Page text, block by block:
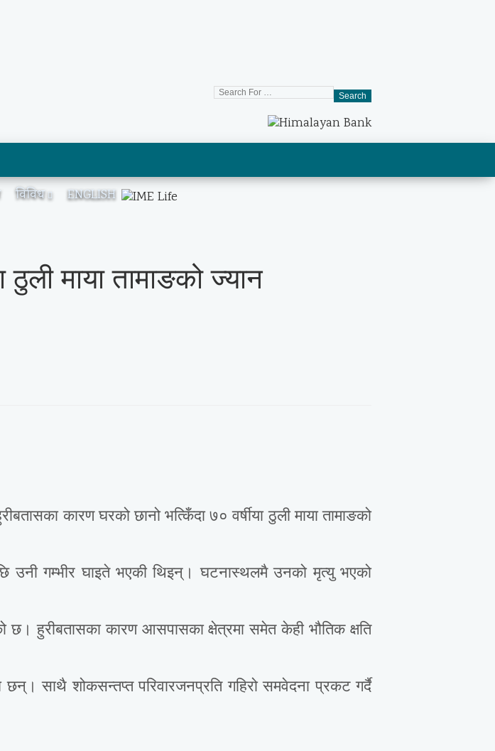
Search
विविध ENGLISH
माया तामाङको ज्यान
कारण घरको छानो भत्किँदा ७० वर्षीया ठुली माया तामाङको
उनी गम्भीर घाइते भएकी थिइन्। घटनास्थलमै उनको मृत्यु भएको
हुरीबतासका कारण आसपासका क्षेत्रमा समेत केही भौतिक क्षति
छन्। साथै शोकसन्तप्त परिवारजनप्रति गहिरो समवेदना प्रकट गर्दै